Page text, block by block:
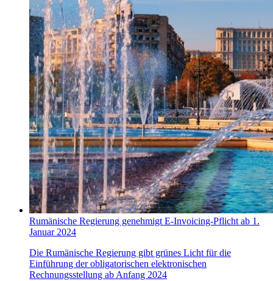
Rumänische Regierung genehmigt E-Invoicing-Pflicht ab 1.
Januar 2024
Die Rumänische Regierung gibt grünes Licht für die
Einführung der obligatorischen elektronischen
Rechnungsstellung ab Anfang 2024